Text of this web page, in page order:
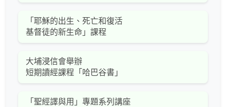
「耶穌的出生、死亡和復活
基督徒的新生命」課程
大埔浸信會舉辦
短期讀經課程「哈巴谷書」
「聖經譯與用」專題系列講座